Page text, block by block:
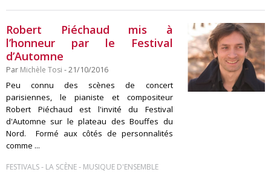
Robert Piéchaud mis à
l’honneur par le Festival
d’Automne
Par Michèle Tosi - 21/10/2016
Peu connu des scènes de concert
parisiennes, le pianiste et compositeur
Robert Piéchaud est l'invité du Festival
d'Automne sur le plateau des Bouffes du
Nord. Formé aux côtés de personnalités
comme ...
FESTIVALS- LA SCÈNE- MUSIQUE D'ENSEMBLE